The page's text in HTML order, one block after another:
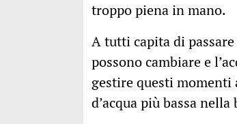
troppo piena in mano.
A tutti capita di
possono cambiare e
gestire questi
d’acqua più bassa